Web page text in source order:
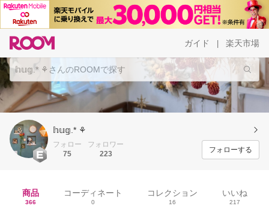
ガイド 楽天市場
𝕙𝕦𝕘.* ⚘
フォロー
75
フォロワー
223
フォローする
商品
366
コーディネート
0
コレクション
16
いいね
217